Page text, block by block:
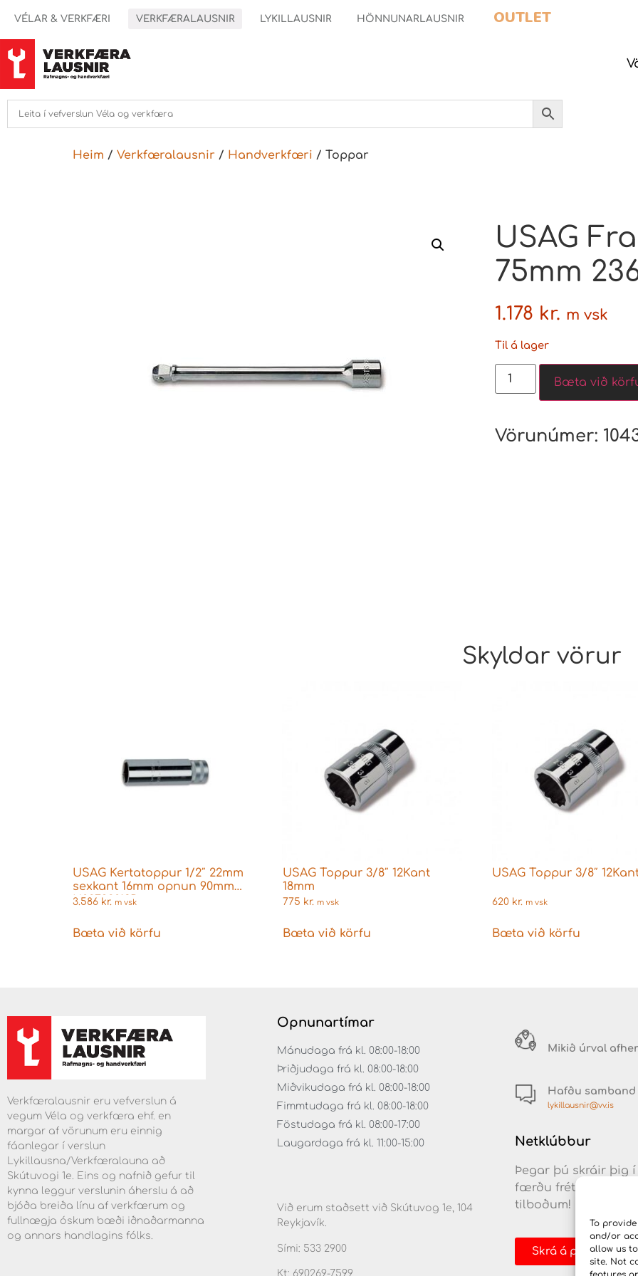
To
and/or
allow us
site. Not
VÉLAR & VERKFÆRI VERKFÆRALAUSNIR LYKILLAUSNIR HÖNNUNARLAUSNIR OUTLET
Heim / Verkfæralausnir / Handverkfæri / Toppar
USAG
75mm
1.178 kr. m vsk
Til á lager
Bæta við
Vörunúmer:
Skyldar vörur
USAG Kertatoppur 1/2″ 22mm
sexkant 16mm opnun 90mm
U02792013D
3.586 kr. m vsk
Bæta við körfu
USAG Toppur 3/8″ 12Kant
18mm
775 kr. m vsk
Bæta við körfu
USAG Toppur 3/8″
620 kr. m vsk
Bæta við körfu
Verkfæralausnir eru vefverslun á
vegum Véla og verkfæra ehf. en
margar af vörunum eru einnig
fáanlegar í verslun
Lykillausna/Verkfæralauna að
Skútuvogi 1e. Eins og nafnið gefur til
kynna leggur verslunin áherslu á að
bjóða breiða línu af verkfærum og
fullnægja óskum bæði iðnaðarmanna
og annars handlagins fólks.
Opnunartímar
Mánudaga frá kl. 08:00-18:00
Þriðjudaga frá kl. 08:00-18:00
Miðvikudaga frá kl. 08:00-18:00
Fimmtudaga frá kl. 08:00-18:00
Föstudaga frá kl. 08:00-17:00
Laugardaga frá kl. 11:00-15:00
Við erum staðsett við Skútuvog 1e, 104
Reykjavík.
Sími: 533 2900
Kt: 690269-7599
Mikið úrval
Hafðu samband
lykillausnir@vv.is
Netklúbbur
Þegar þú skráir þig
færðu fréttir af
tilboðum!
Skrá á póstlista